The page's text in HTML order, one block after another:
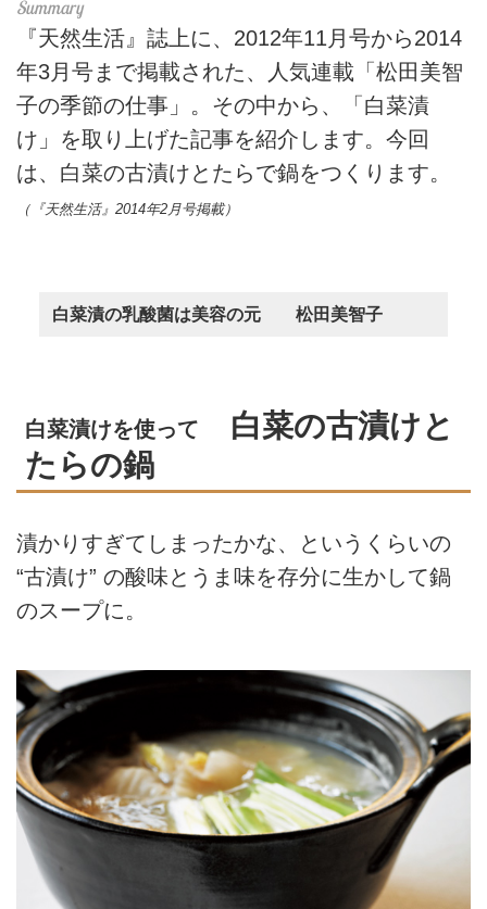
『天然生活』誌上に、2012年11月号から2014
年3月号まで掲載された、人気連載「松田美智
子の季節の仕事」。その中から、「白菜漬
け」を取り上げた記事を紹介します。今回
は、白菜の古漬けとたらで鍋をつくります。
（『天然生活』2014年2月号掲載）
白菜漬の乳酸菌は美容の元 松田美智子
白菜漬けを使って
白菜の古漬けと
たらの鍋
漬かりすぎてしまったかな、というくらいの
“古漬け” の酸味とうま味を存分に生かして鍋
のスープに。